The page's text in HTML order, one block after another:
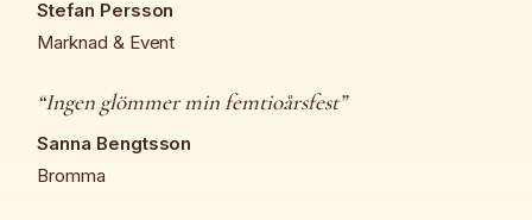
Stefan Persson
Marknad & Event
“Ingen glömmer min femtioårsfest”
Sanna Bengtsson
Bromma